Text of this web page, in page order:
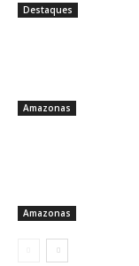
Destaques
Amazonas
Amazonas